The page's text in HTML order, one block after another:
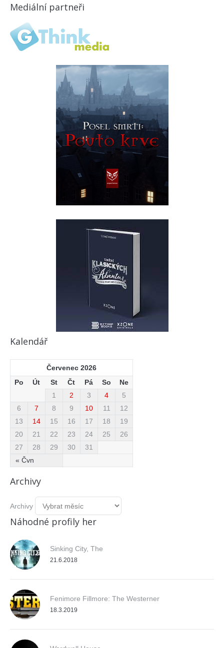
Mediální partneři
Kalendář
Červenec 2026
Po
Út St Čt Pá So Ne
« Čvn
1 2 3 4
5
6
7 8 9 10 11
12
13
14 15 16 17 18
19
20
21 22 23 24 25
26
27
28 29 30 31
Archivy
Archivy
Náhodné profily her
Sinking City, The
21.6.2018
Fenimore Fillmore: The Westerner
18.3.2019